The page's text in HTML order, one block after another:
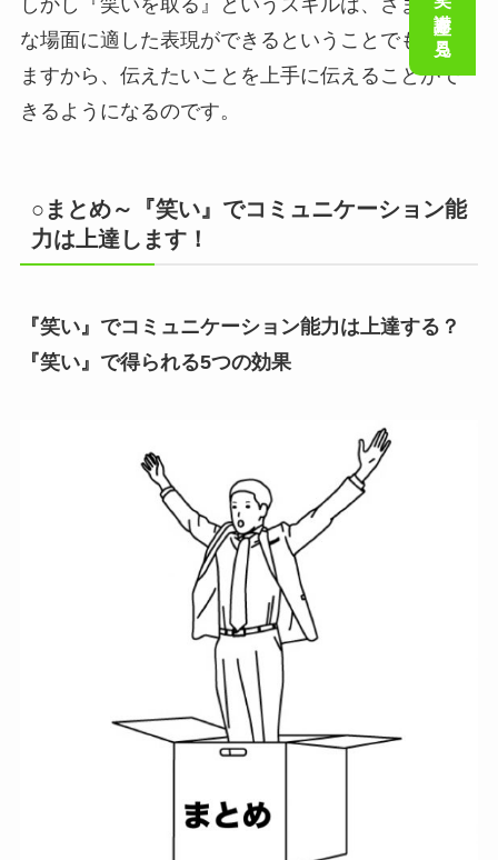
な場面に適した表現ができるということでもあり
ますから、伝えたいことを上手に伝えることがで
きるようになるのです。
○まとめ～『笑い』でコミュニケーション能
力は上達します！
『笑い』でコミュニケーション能力は上達する？
『笑い』で得られる5つの効果